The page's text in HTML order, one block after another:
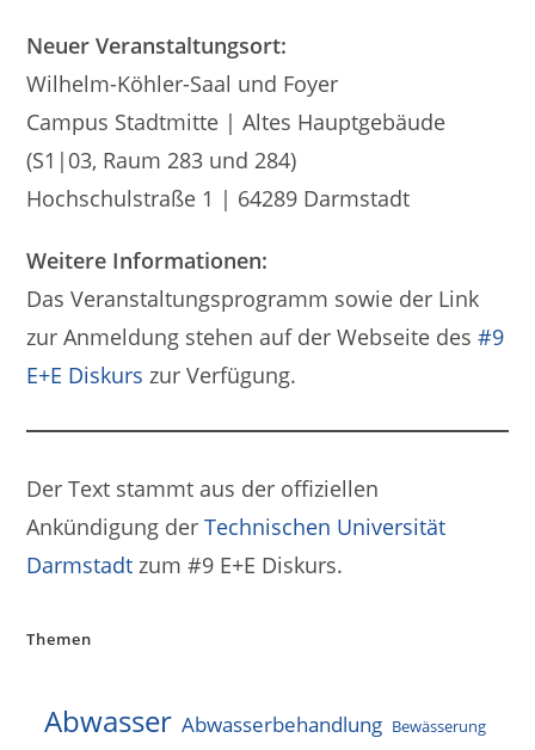
Neuer Veranstaltungsort:
Wilhelm-Köhler-Saal und Foyer
Campus Stadtmitte | Altes Hauptgebäude
(S1|03, Raum 283 und 284)
Hochschulstraße 1 | 64289 Darmstadt
Weitere Informationen:
Das Veranstaltungsprogramm sowie der Link
zur Anmeldung stehen auf der Webseite des#9
E+E Diskurs zur Verfügung.
Der Text stammt aus der offiziellen
Ankündigung derTechnischen Universität
Darmstadt zum #9 E+E Diskurs.
Themen
Abwasser Abwasserbehandlung Bewässerung